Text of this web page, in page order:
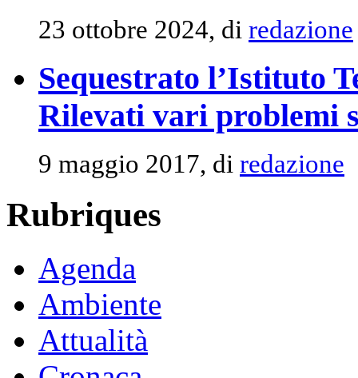
23 ottobre 2024, di redazione
Sequestrato l’Istituto
Rilevati vari problemi
9 maggio 2017, di redazione
Rubriques
Agenda
Ambiente
Attualità